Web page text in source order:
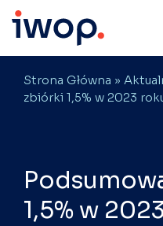
Strona Główna »
zbiórki 1,5% w 2023
1,5% w